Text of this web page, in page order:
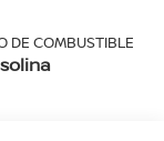
DE COMBUSTIBLE